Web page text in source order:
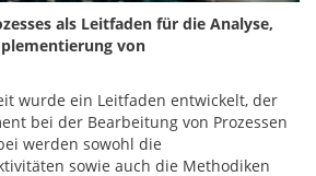
als Leitfaden für die Analyse,
von
wurde ein Leitfaden entwickelt, der
bei der Bearbeitung von Prozessen
werden sowohl die
sowie auch die Methodiken